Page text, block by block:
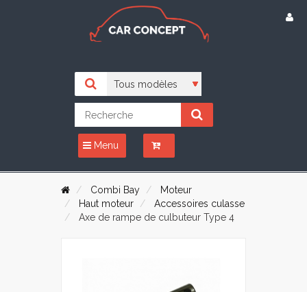
Menu
Combi Bay
Moteur
Haut moteur
Accessoires culasse
Axe de rampe de culbuteur Type 4